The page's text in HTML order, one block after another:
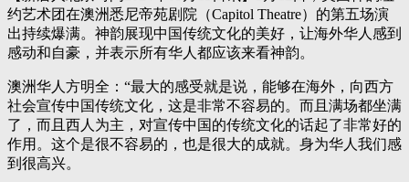
约艺术团在澳洲悉尼帝苑剧院（Capitol Theatre）的第五场演
出持续爆满。神韵展现中国传统文化的美好，让海外华人感到
感动和自豪，并表示所有华人都应该来看神韵。
澳洲华人方明全：“最大的感受就是说，能够在海外，向西方
社会宣传中国传统文化，这是非常不容易的。而且满场都坐满
了，而且西人为主，对宣传中国的传统文化的话起了非常好的
作用。这个是很不容易的，也是很大的成就。身为华人我们感
到很高兴。